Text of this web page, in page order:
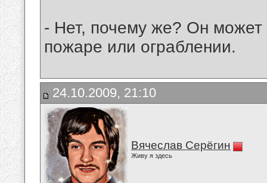
- Нет, почему же? Он может
пожаре или ограблении.
24.10.2009, 21:10
Вячеслав Серёгин
Живу я здесь